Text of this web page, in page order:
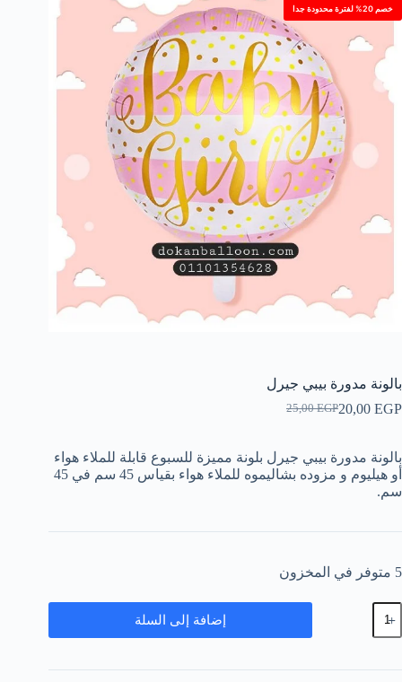
خصم 20% لفترة محدودة جدا
بالونة مدورة بيبي جيرل
25,00EGP
السعر
25,00 EGP.
20,00 EGP
السعر
20,00 EGP.
بالونة مدورة بيبي جيرل بلونة مميزة للسبوع قابلة للملاء هواء
أو هيليوم و مزوده بشاليموه للملاء هواء بقياس 45 سم في 45
سم.
5 متوفر في المخزون
كمية
بالونة
مدورة
جيرل
إضافة إلى السلة